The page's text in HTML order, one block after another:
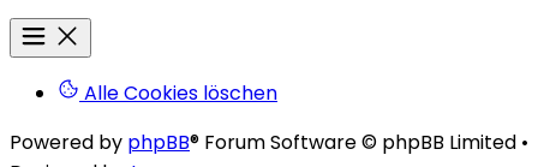
Alle Cookies löschen
Powered by phpBB® Forum Software © phpBB Limited •